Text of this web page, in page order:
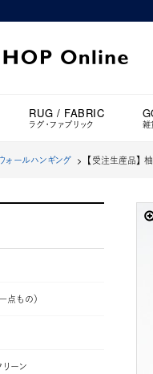
RUG / FABRIC
ラグ・ファブリック 雑
ウォールハンギング > 【受注生産品】
点もの）
リーン